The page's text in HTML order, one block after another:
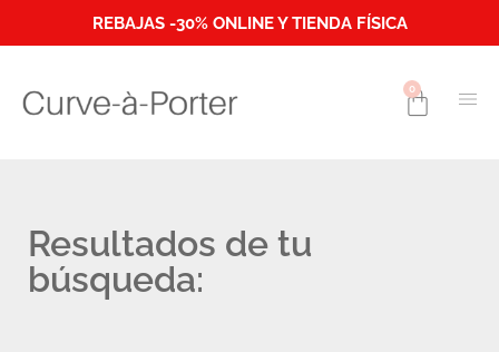
REBAJAS -30% ONLINE Y TIENDA FÍSICA
0
Resultados de tu
búsqueda: